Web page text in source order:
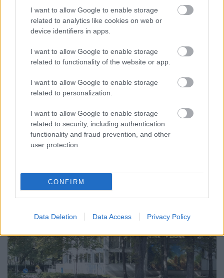
I want to allow Google to enable storage
related to analytics like cookies on web or
device identifiers in apps.
I want to allow Google to enable storage
related to functionality of the website or app.
I want to allow Google to enable storage
related to personalization.
I want to allow Google to enable storage
related to security, including authentication
functionality and fraud prevention, and other
user protection.
CONFIRM
Data Deletion Data Access Privacy Policy
MAGYAR PÉTER: 868 MILLIÁRD FORINTOS
BERUHÁZÁSI CSOMAGGAL ERŐSÍTIK
TOVÁBBRA IS KRITIKUS NAPOK ELÉ NÉZ AZ ORSZÁG
Átfogó energetikai fejlesztési programot fogadott el a
kormány.